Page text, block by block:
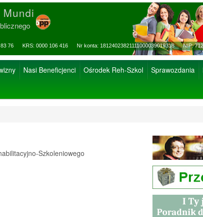
83 76 KRS: 0000 106 416 Nr konta: 18124023821111000039019318 NIP:
Nasi Beneficjenci Ośrodek Reh-Szkol Sprawozdania
Szkoleniowego